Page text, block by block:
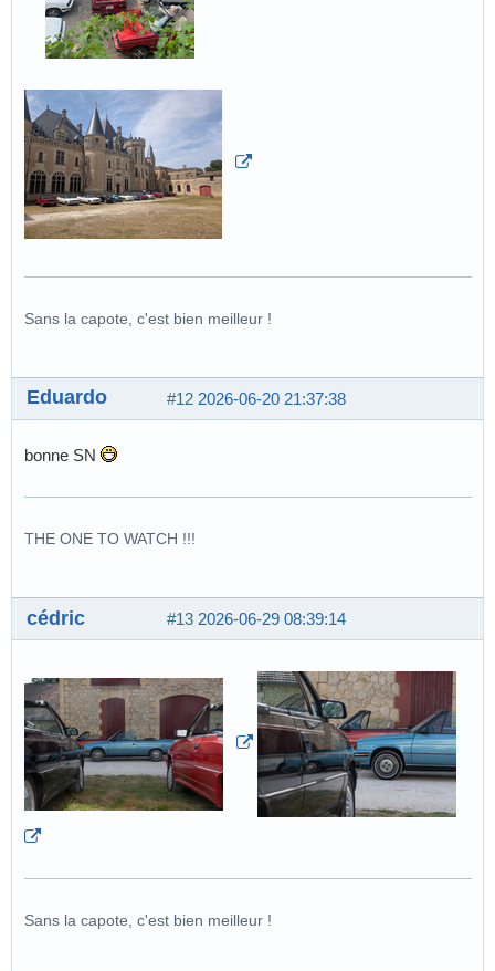
Sans la capote, c'est bien meilleur !
#12 2026-06-20 21:37:38
Eduardo
bonne SN
THE ONE TO WATCH !!!
#13 2026-06-29 08:39:14
cédric
Sans la capote, c'est bien meilleur !